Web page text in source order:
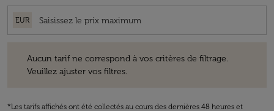
EUR
Aucun tarif ne correspond à vos critères de filtrage.
Veuillez ajuster vos filtres.
*Les tarifs affichés ont été collectés au cours des dernières 48 heures et